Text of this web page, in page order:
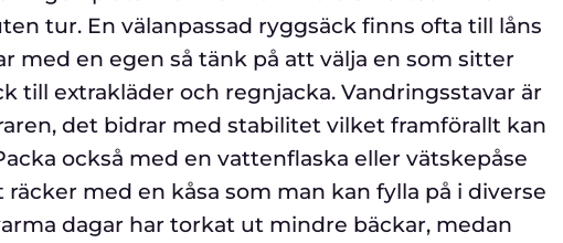
tur. En välanpassad ryggsäck finns ofta till låns
med en egen så tänk på att välja en som sitter
till extrakläder och regnjacka. Vandringsstavar är
det bidrar med stabilitet vilket framförallt kan
också med en vattenflaska eller vätskepåse
med en kåsa som man kan fylla på i diverse
dagar har torkat ut mindre bäckar, medan